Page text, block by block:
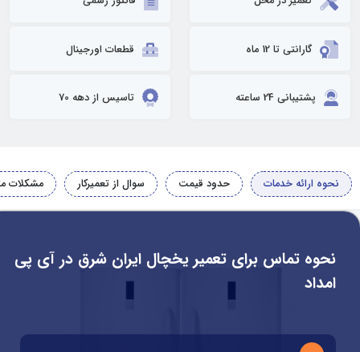
گارانتی تا 12 ماه قطعات اورجینال
پشتیبانی 24 ساعته تاسیس از دهه 70
نحوه ارائه خدمات حدود قیمت سوال از تعمیرکار مشکلات
نحوه تماس برای تعمیر یخچال ایران شرق در آی پی
امداد